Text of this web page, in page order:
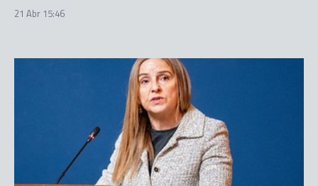
21 Abr 15:46